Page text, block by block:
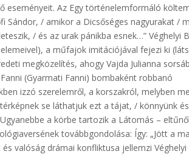
Az Egy történelemformáló
Sándor, / amikor a Dicsőséges nagyurakat /
/ és az urak pánikba esnek…” Véghelyi
a műfajok imitációjával fejezi ki
megközelítés, ahogy Vajda Julianna
(Gyarmati Fanni) bombaként robbanó
izzó szerelemről, a korszakról, melyben
se láthatjuk ezt a tájat, / könnyünk
a körbe tartozik a Látomás –
továbbgondolása: Így: „Jött a
valóság drámai konfliktusa jellemzi Véghelyi